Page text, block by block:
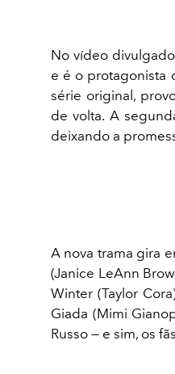
No vídeo
e é o protagonista
série original,
de volta. A
deixando a
A nova trama gira
(Janice LeAnn
Winter (Taylor
Giada (Mimi
Russo — e sim, os